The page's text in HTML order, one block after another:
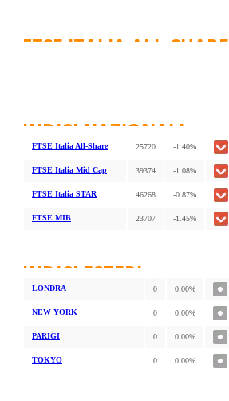
FTSE ITALIA ALL-SHARE
INDICI NAZIONALI
FTSE Italia All-Share 25720 -1.40%
FTSE Italia Mid Cap 39374 -1.08%
FTSE Italia STAR 46268 -0.87%
FTSE MIB 23707 -1.45%
INDICI ESTERI
LONDRA 0 0.00%
NEW YORK 0 0.00%
PARIGI 0 0.00%
TOKYO 0 0.00%